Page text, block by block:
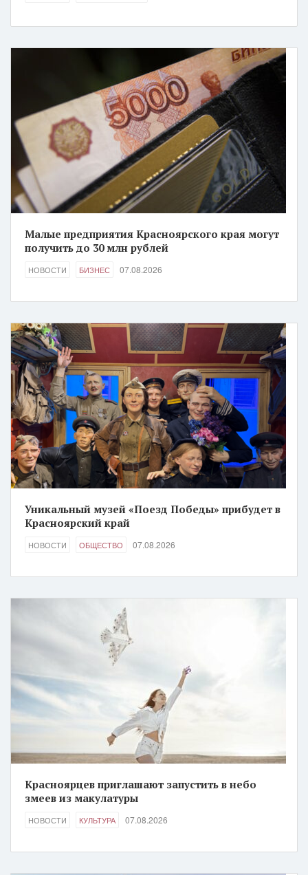
Малые предприятия Красноярского края могут
получить до 30 млн рублей
НОВОСТИ БИЗНЕС 07.08.2026
Уникальный музей «Поезд Победы» прибудет в
Красноярский край
НОВОСТИ ОБЩЕСТВО 07.08.2026
Красноярцев приглашают запустить в небо
змеев из макулатуры
НОВОСТИ КУЛЬТУРА 07.08.2026